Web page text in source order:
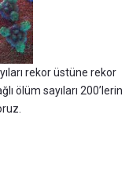
rekor üstüne rekor
ölüm sayıları 200’lerin